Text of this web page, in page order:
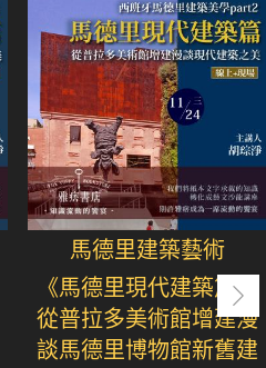
馬德里建築藝術
《馬德里現代建築篇》
從普拉多美術館增建漫
談馬德里博物館新舊建